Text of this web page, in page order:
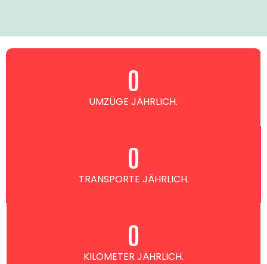
UMZÜGE JÄHRLICH.
0
TRANSPORTE JÄHRLICH.
0
KILOMETER JÄHRLICH.
0